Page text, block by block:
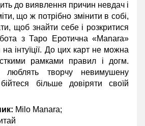
до виявлення причин невдач і
що ж потрібно змінити в собі,
щоб знайти себе і розкритися
з Таро Еротична «Manara»
інтуїції. До цих карт не можна
рамками правил і догм.
творчу невимушену
більше довіряти своїй
Milo Manara;